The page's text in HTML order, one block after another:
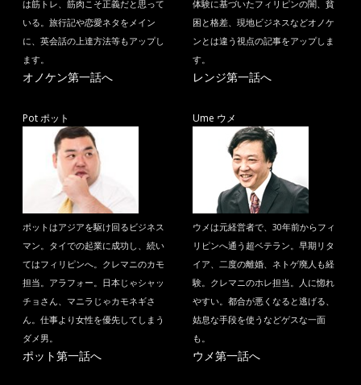
は筋トレ、筋肉こそ正義だと思って
いる。旅行記や恋愛ネタをメイン
に、英会話の上達方法等もアップし
ます。
オノケン第一話へ
体験に基づいたフィリピンの闇、貧
困と格差、現地ビジネスなどオノケ
ンとは違う視点の記事をアップしま
す。
レンジ第一話へ
Pot ポット
ポットはアジアを駆け回るビジネス
マン。タイでの起業に成功し、続い
てはフィリピンへ。クレマニのカモ
担当。アラフォー。日本じゃシャッ
チョさん、マニラじゃカモネギさ
ん。仕事より女性を優先してしまう
ダメ男。
ポット第一話へ
Ume ウメ
ウメは元経営者で、30年前からフィ
リピンへ通う超ベテラン。早期リタ
イア、二度の離婚、ネトゲ廃人も経
験。クレマニのホレ担当。人に惚れ
やすい。都合が悪くなると逃げる、
姑息な手段を使うなどゲスな一面
も。
ウメ第一話へ